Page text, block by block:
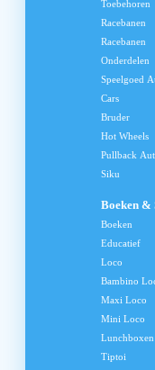
Toebehoren
Racebanen
Racebanen
Onderdelen
Speelgoed
Cars
Bruder
Hot Wheels
Pullback
Siku
Boeken &
Boeken
Educatief
Loco
Bambino
Maxi Loco
Mini Loco
Tiptoi